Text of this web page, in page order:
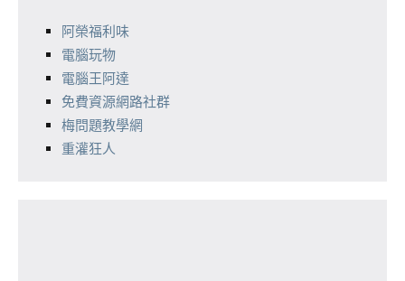
阿榮福利味
電腦玩物
電腦王阿達
免費資源網路社群
梅問題教學網
重灌狂人